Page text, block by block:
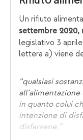
Un rifiuto
settembre 2020,
legislativo 3
lettera a) viene
“qualsiasi
in quanto colui
intenzione di
disfarsene.”